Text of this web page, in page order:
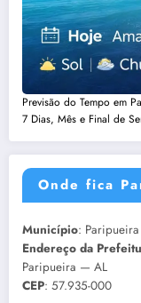
Previsão do Tempo em
7 Dias, Mês e Final de
Onde fica
Município:
Endereço da
Paripueira — AL
CEP: 57.935-000